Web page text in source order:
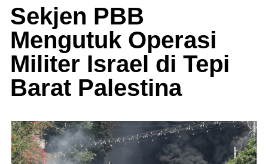
Sekjen PBB
Mengutuk Operasi
Militer Israel di Tepi
Barat Palestina